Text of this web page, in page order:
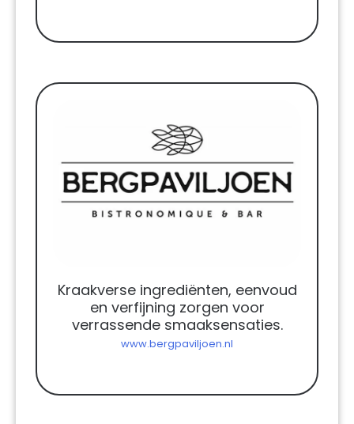
Kraakverse ingrediënten, eenvoud
en verfijning zorgen voor
verrassende smaaksensaties.
www.bergpaviljoen.nl